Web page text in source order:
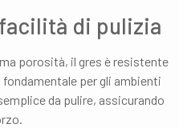
di pulizia
porosità, il gres è resistente
fondamentale per gli ambienti
da pulire, assicurando